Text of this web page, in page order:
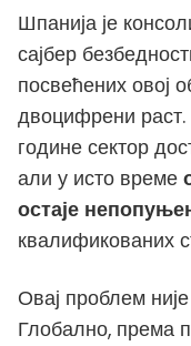
Шпанија је
сајбер
посвећених овој
двоцифрени
године сектор
али у исто време
остаје
квалификованих
Овај проблем
Глобално, према